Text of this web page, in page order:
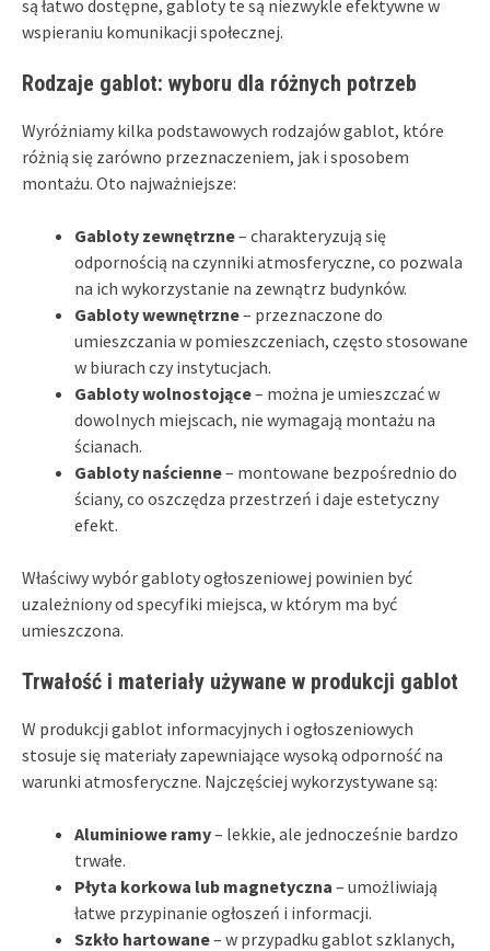
są łatwo dostępne, gabloty te są niezwykle efektywne w
wspieraniu komunikacji społecznej.
Rodzaje gablot: wyboru dla różnych potrzeb
Wyróżniamy kilka podstawowych rodzajów gablot, które
różnią się zarówno przeznaczeniem, jak i sposobem
montażu. Oto najważniejsze:
Gabloty zewnętrzne– charakteryzują się
odpornością na czynniki atmosferyczne, co pozwala
na ich wykorzystanie na zewnątrz budynków.
Gabloty wewnętrzne– przeznaczone do
umieszczania w pomieszczeniach, często stosowane
w biurach czy instytucjach.
Gabloty wolnostojące– można je umieszczać w
dowolnych miejscach, nie wymagają montażu na
ścianach.
Gabloty naścienne– montowane bezpośrednio do
ściany, co oszczędza przestrzeń i daje estetyczny
efekt.
Właściwy wybór gabloty ogłoszeniowej powinien być
uzależniony od specyfiki miejsca, w którym ma być
umieszczona.
Trwałość i materiały używane w produkcji gablot
W produkcji gablot informacyjnych i ogłoszeniowych
stosuje się materiały zapewniające wysoką odporność na
warunki atmosferyczne. Najczęściej wykorzystywane są:
Aluminiowe ramy– lekkie, ale jednocześnie bardzo
trwałe.
Płyta korkowa lub magnetyczna – umożliwiają
łatwe przypinanie ogłoszeń i informacji.
Szkło hartowane– w przypadku gablot szklanych,